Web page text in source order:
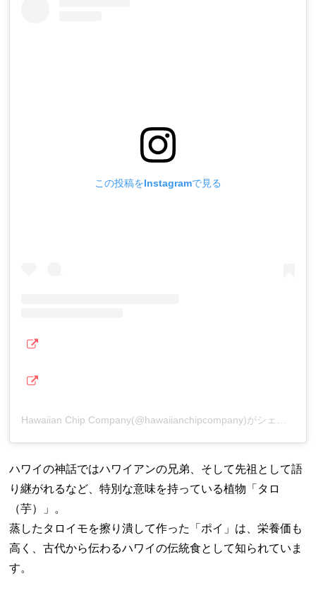
この投稿をInstagramで見る
ハワイの神話ではハワイアンの兄弟、そして先祖として語
り継がれるなど、特別な意味を持っている植物「タロ
（芋）」。
蒸したタロイモを擦り潰して作った「ポイ」は、栄養価も
高く、古代から伝わるハワイの伝統食として知られていま
す。